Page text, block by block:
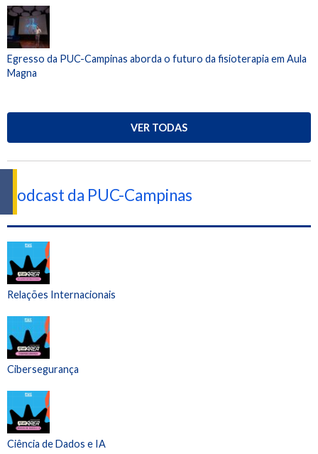
Egresso da PUC-Campinas aborda o futuro da fisioterapia em Aula
Magna
VER TODAS
Podcast da PUC-Campinas
Relações Internacionais
Cibersegurança
Ciência de Dados e IA